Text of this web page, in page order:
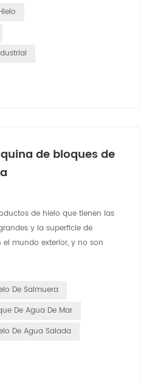
de bloques de
de hielo que tienen las
y la superficie de
mundo exterior, y no son
De Salmuera
De Agua De Mar
De Agua Salada